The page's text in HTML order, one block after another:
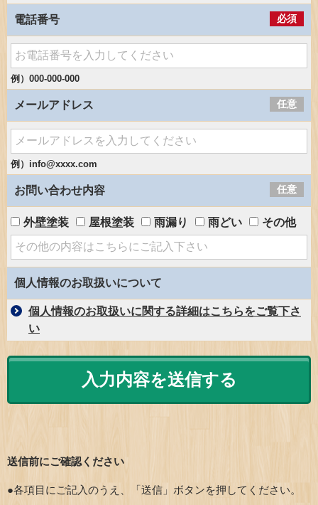
電話番号 必須
例）000-000-000
メールアドレス 任意
例）info@xxxx.com
お問い合わせ内容 任意
外壁塗装 屋根塗装 雨漏り 雨どい その他
個人情報のお取扱いについて
個人情報のお取扱いに関する詳細はこちらをご覧下さ
い
送信前にご確認ください
●各項目にご記入のうえ、「送信」ボタンを押してください。